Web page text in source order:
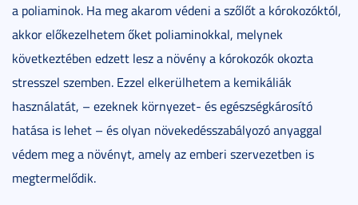
a poliaminok. Ha meg akarom védeni a szőlőt a kórokozóktól,
akkor előkezelhetem őket poliaminokkal, melynek
következtében edzett lesz a növény a kórokozók okozta
stresszel szemben. Ezzel elkerülhetem a kemikáliák
használatát, – ezeknek környezet- és egészségkárosító
hatása is lehet – és olyan növekedésszabályozó anyaggal
védem meg a növényt, amely az emberi szervezetben is
megtermelődik.